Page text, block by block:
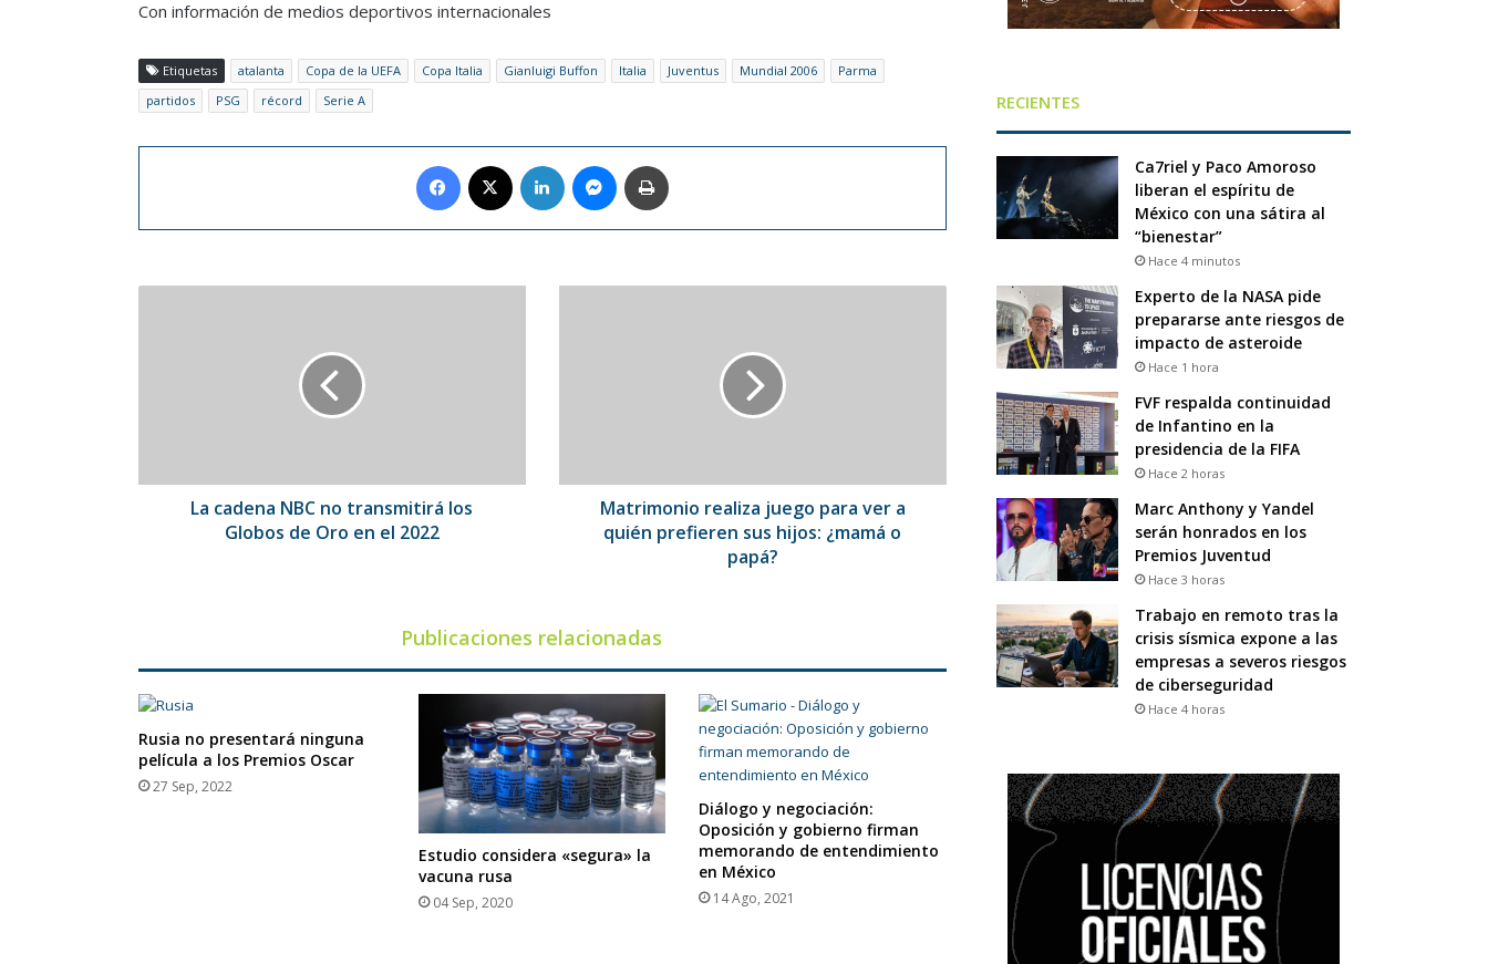
Con información de medios deportivos internacionales
Etiquetas atalanta Copa de la UEFA Copa Italia Gianluigi Buffon Italia Juventus Mundial 2006
Parma
partidos
PSG récord Serie A
Facebook LinkedIn Messenger
Oro
La cadena NBC no transmitirá los
Globos de Oro en el 2022
sus
¿mamá
Matrimonio realiza juego para ver a
quién prefieren sus hijos: ¿mamá o
papá?
Publicaciones relacionadas
Rusia no presentará ninguna
película a los Premios Oscar
27 Sep, 2022
Estudio considera «segura» la
vacuna rusa
04 Sep, 2020
Diálogo y negociación:
Oposición y gobierno firman
memorando de entendimiento
en México
14 Ago, 2021
RECIENTES
Ca7riel y Paco Amoroso
liberan el espíritu de
México con una sátira al
“bienestar”
Hace 4 minutos
Experto de la NASA pide
prepararse ante riesgos de
impacto de asteroide
Hace 1 hora
FVF respalda continuidad
de Infantino en la
presidencia de la FIFA
Hace 2 horas
Marc Anthony y Yandel
serán honrados en los
Premios Juventud
Hace 3 horas
Trabajo en remoto tras la
crisis sísmica expone a las
empresas a severos riesgos
de ciberseguridad
Hace 4 horas